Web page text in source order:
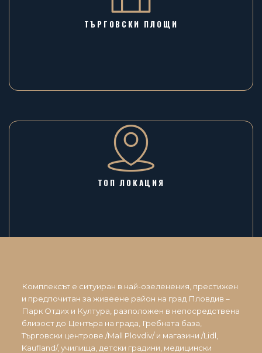
ТЪРГОВСКИ ПЛОЩИ
ТОП ЛОКАЦИЯ
Комплексът е ситуиран в най-озеленения, престижен
и предпочитан за живеене район на град Пловдив –
Парк Отдих и Култура, разположен в непосредствена
близост до Центъра на града, Гребната база,
Търговски центрове /Mall Plovdiv/ и магазини /Lidl,
Kaufland/, училища, детски градини, медицински